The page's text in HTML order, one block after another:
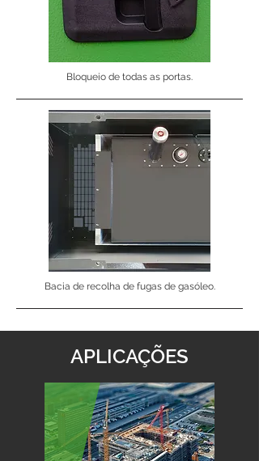
Bloqueio de todas as portas.
Bacia de recolha de fugas de gasóleo.
APLICAÇÕES